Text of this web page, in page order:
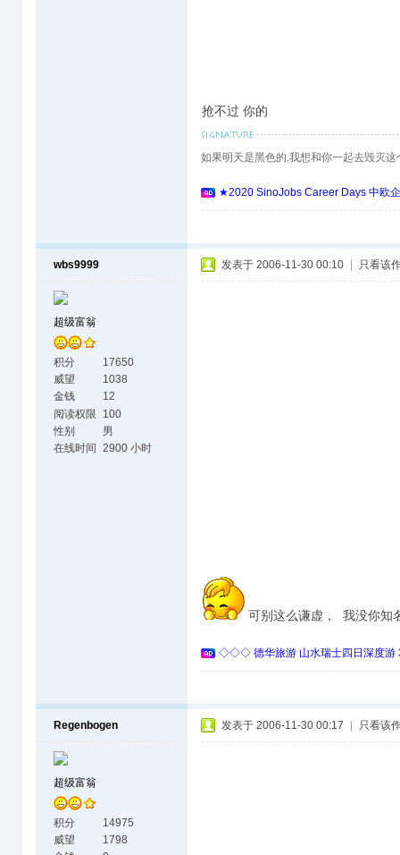
抢不过 你的
如果明天是黑色的,我想和你一起去毁灭这
★2020 SinoJobs Career Days 中欧
wbs9999
超级富翁
积分
17650
威望
1038
金钱
12
阅读权限
100
性别
男
在线时间
2900 小时
发表于 2006-11-30 00:10 只看该
可别这么谦虚， 我没你知
◇◇◇ 德华旅游 山水瑞士四日深度
Regenbogen
超级富翁
积分
14975
威望
1798
发表于 2006-11-30 00:17 只看该